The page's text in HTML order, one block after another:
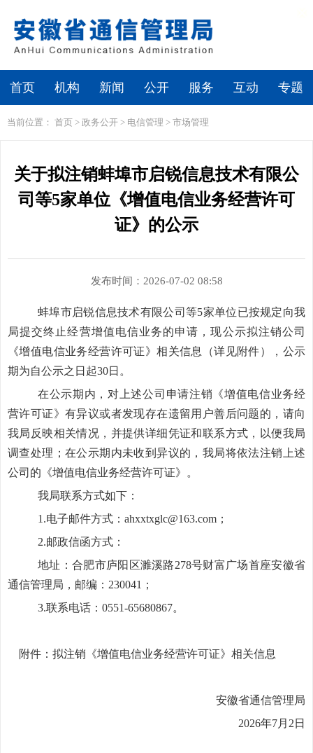
首页 机构 新闻 公开 服务 互动 专题
当前位置： 首页 > 政务公开 > 电信管理 > 市场管理
关于拟注销蚌埠市启锐信息技术有限公
司等5家单位《增值电信业务经营许可
证》的公示
发布时间：2026-07-02 08:58
蚌埠市启锐信息技术有限公司 等5家单位已按规定向我
局提交终止经营增值电信业务的申请，现公示拟注销公司
《增值电信业务经营许可证》相关信息（详见附件），公示
期为自公示之日起30日。
在公示期内，对上述公司申请注销《增值电信业务经
营许可证》有异议或者发现存在遗留用户善后问题的，请向
我局反映相关情况，并提供详细凭证和联系方式，以便我局
调查处理；在公示期内未收到异议的，我局将依法注销上述
公司的《增值电信业务经营许可证》。
我局联系方式如下：
1.电子邮件方式：ahxxtxglc@163.com；
2.邮政信函方式：
地址：合肥市庐阳区濉溪路278号财富广场首座安徽省
通信管理局，邮编：230041；
3.联系电话：0551-65680867。
附件：拟注销《增值电信业务经营许可证》相关信息
安徽省通信管理局
2026年7月 2 日